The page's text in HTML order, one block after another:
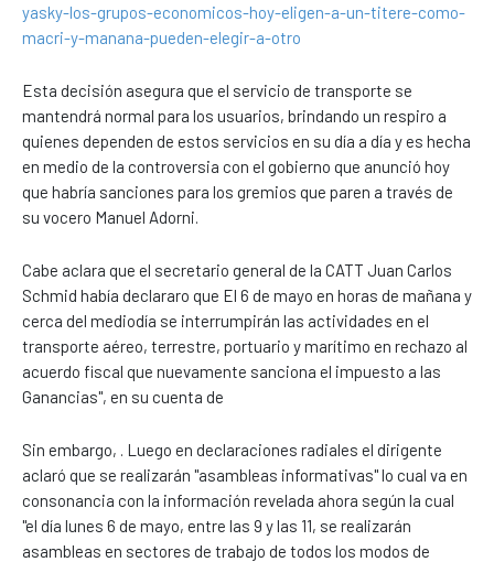
yasky-los-grupos-economicos-hoy-eligen-a-un-titere-como-
macri-y-manana-pueden-elegir-a-otro
Esta decisión asegura que el servicio de transporte se
mantendrá normal para los usuarios, brindando un respiro a
quienes dependen de estos servicios en su día a día y es hecha
en medio de la controversia con el gobierno que anunció hoy
que habría sanciones para los gremios que paren a través de
su vocero Manuel Adorni.
Cabe aclara que el secretario general de la CATT Juan Carlos
Schmid había declararo que El 6 de mayo en horas de mañana y
cerca del mediodía se interrumpirán las actividades en el
transporte aéreo, terrestre, portuario y marítimo en rechazo al
acuerdo fiscal que nuevamente sanciona el impuesto a las
Ganancias", en su cuenta de
Sin embargo, . Luego en declaraciones radiales el dirigente
aclaró que se realizarán "asambleas informativas" lo cual va en
consonancia con la información revelada ahora según la cual
"el día lunes 6 de mayo, entre las 9 y las 11, se realizarán
asambleas en sectores de trabajo de todos los modos de